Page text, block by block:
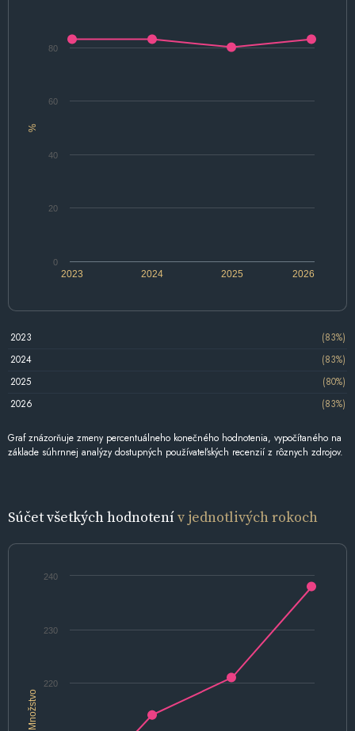
%
2024 2026
2023 2025
0
20
40
60
80
2023
(83%)
2024
(83%)
2025
(80%)
2026
(83%)
Graf znázorňuje zmeny percentuálneho konečného hodnotenia, vypočítaného na
základe súhrnnej analýzy dostupných používateľských recenzií z rôznych zdrojov.
Súčet všetkých hodnotenív jednotlivých rokoch
Množstvo
220
230
240